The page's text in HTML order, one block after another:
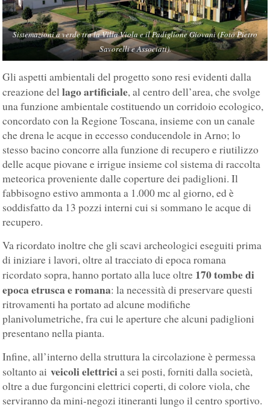
Sistemazioni a verde tra la Villa Viola e il Padiglione Giovani (Foto Pietro
Savorelli e Associati).
Gli aspetti ambientali del progetto sono resi evidenti dalla
creazione dellago artificiale, al centro dell’area, che svolge
una funzione ambientale costituendo un corridoio ecologico,
concordato con la Regione Toscana, insieme con un canale
che drena le acque in eccesso conducendole in Arno; lo
stesso bacino concorre alla funzione di recupero e riutilizzo
delle acque piovane e irrigue insieme col sistema di raccolta
meteorica proveniente dalle coperture dei padiglioni. Il
fabbisogno estivo ammonta a 1.000 mc al giorno, ed è
soddisfatto da 13 pozzi interni cui si sommano le acque di
recupero.
Va ricordato inoltre che gli scavi archeologici eseguiti prima
di iniziare i lavori, oltre al tracciato di epoca romana
ricordato sopra, hanno portato alla luce oltre 170 tombe di
epoca etrusca e romana: la necessità di preservare questi
ritrovamenti ha portato ad alcune modifiche
planivolumetriche, fra cui le aperture che alcuni padiglioni
presentano nella pianta.
Infine, all’interno della struttura la circolazione è permessa
soltanto aiveicoli elettricia sei posti, forniti dalla società,
oltre a due furgoncini elettrici coperti, di colore viola, che
serviranno da mini-negozi itineranti lungo il centro sportivo.